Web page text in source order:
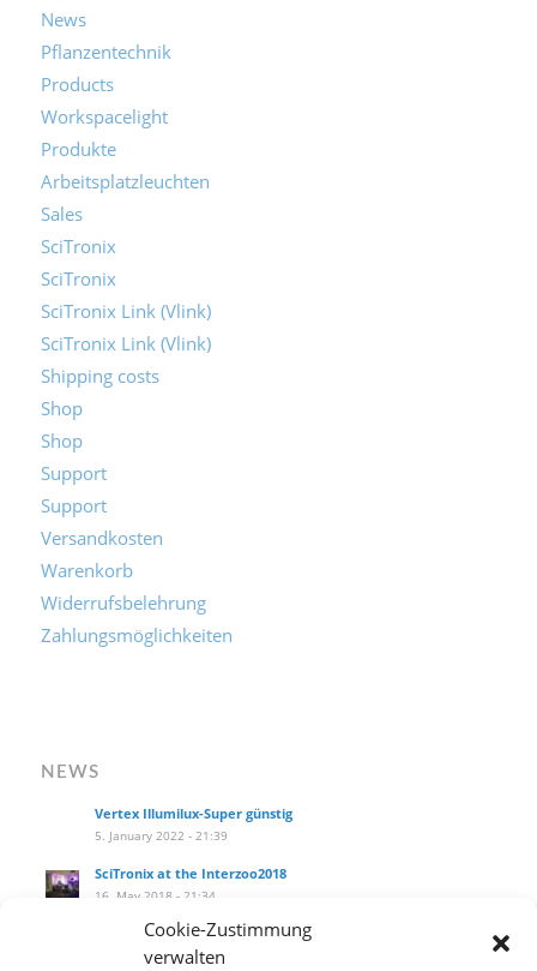
Cookie-Zustimmung
verwalten
News
Pflanzentechnik
Products
Workspacelight
Produkte
Arbeitsplatzleuchten
Sales
SciTronix
SciTronix
SciTronix Link (Vlink)
SciTronix Link (Vlink)
Shipping costs
Shop
Shop
Support
Support
Versandkosten
Warenkorb
Widerrufsbelehrung
Zahlungsmöglichkeiten
NEWS
Vertex Illumilux-Super günstig
5. January 2022 - 21:39
SciTronix at the Interzoo2018
16. May 2018 - 21:34
SciTronix auf der Interzoo2018
16. May 2018 - 21:25